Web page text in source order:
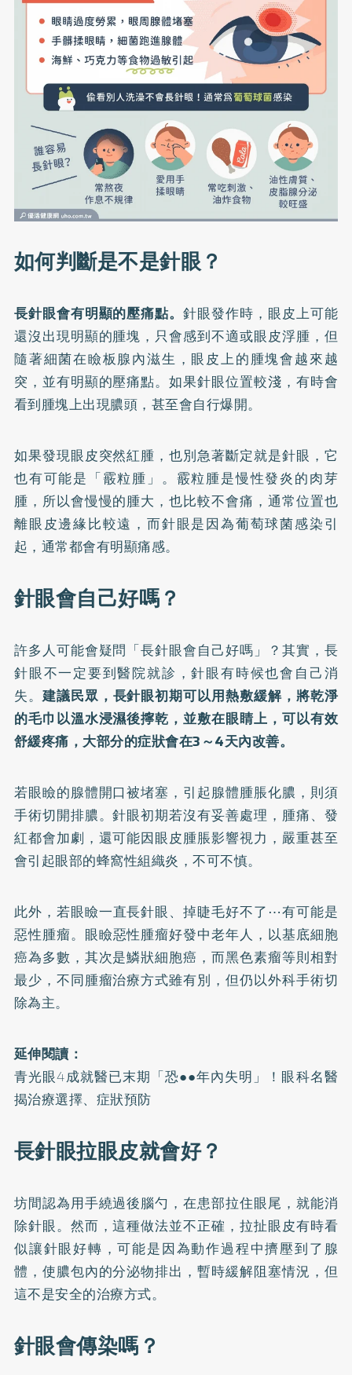
如何判斷是不是針眼？
長針眼會有明顯的壓痛點。針眼發作時，眼皮上可能
還沒出現明顯的腫塊，只會感到不適或眼皮浮腫，但
隨著細菌在瞼板腺內滋生，眼皮上的腫塊會越來越
突，並有明顯的壓痛點。如果針眼位置較淺，有時會
看到腫塊上出現膿頭，甚至會自行爆開。
如果發現眼皮突然紅腫，也別急著斷定就是針眼，它
也有可能是「霰粒腫 」。霰粒腫是慢性發炎的肉芽
腫，所以會慢慢的腫大，也比較不會痛，通常位置也
離眼皮邊緣比較遠，而針眼是因為葡萄球菌感染引
起，通常都會有明顯痛感。
針眼會自己好嗎？
許多人可能會疑問「長針眼會自己好嗎」？其實，長
針眼不一定要到醫院就診，針眼有時候也會自己消
失。建議民眾，長針眼初期可以用熱敷緩解，將乾淨
的毛巾以溫水浸濕後擰乾，並敷在眼睛上，可以有效
舒緩疼痛，大部分的症狀會在3～4天內改善。
若眼瞼的腺體開口被堵塞，引起腺體腫脹化膿，則須
手術切開排膿。針眼初期若沒有妥善處理，腫痛、發
紅都會加劇，還可能因眼皮腫脹影響視力，嚴重甚至
會引起眼部的蜂窩性組織炎，不可不慎。
此外， 若眼瞼一直長針眼、掉睫毛好不了⋯有可能是
惡性腫瘤。 眼瞼惡性腫瘤好發中老年人，以基底細胞
癌為多數，其次是鱗狀細胞癌，而黑色素瘤等則相對
最少，不同腫瘤治療方式雖有別，但仍以外科手術切
除為主。
延伸閱讀：
青光眼4成就醫已末期「恐●●年內失明」！眼科名醫
揭治療選擇、症狀預防
長針眼拉眼皮就會好？
坊間認為用手繞過後腦勺，在患部拉住眼尾，就能消
除針眼。然而，這種做法並不正確，拉扯眼皮有時看
似讓針眼好轉，可能是因為動作過程中擠壓到了腺
體，使膿包內的分泌物排出，暫時緩解阻塞情況，但
這不是安全的治療方式。
針眼會傳染嗎？